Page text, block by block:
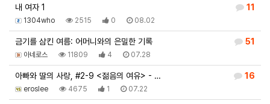
11
내 여자 1
1304who 2515 0 08.02
51
금기를 삼킨 여름: 어머니와의 은밀한 기록
아네로스 11809 4 07.28
16
아빠와 딸의 사랑, #2-9 <젊음의 여유> - …
eroslee 4675 1 07.22